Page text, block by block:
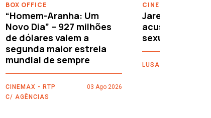
BOX OFFICE
“Homem-Aranha: Um
Novo Dia” – 927 milhões
de dólares valem a
segunda maior estreia
mundial de sempre
CINEMAX - RTP
C/ AGÊNCIAS
03 Ago 2026
CINEMA
Jared Leto
acusações de
sexuais
LUSA